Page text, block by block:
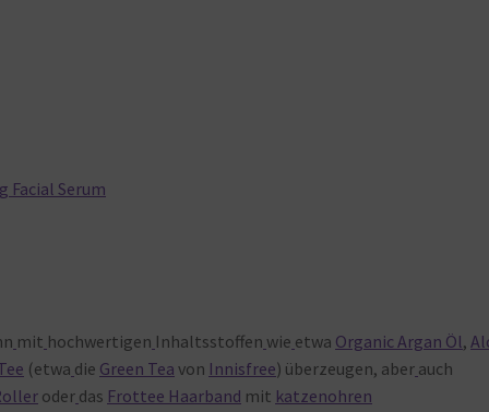
Facial Serum
mit hochwertigen Inhaltsstoffen wie etwa Organic Argan Öl,
(etwa die Green Tea von Innisfree) überzeugen, aber auch
oder das Frottee Haarband mit katzenohren